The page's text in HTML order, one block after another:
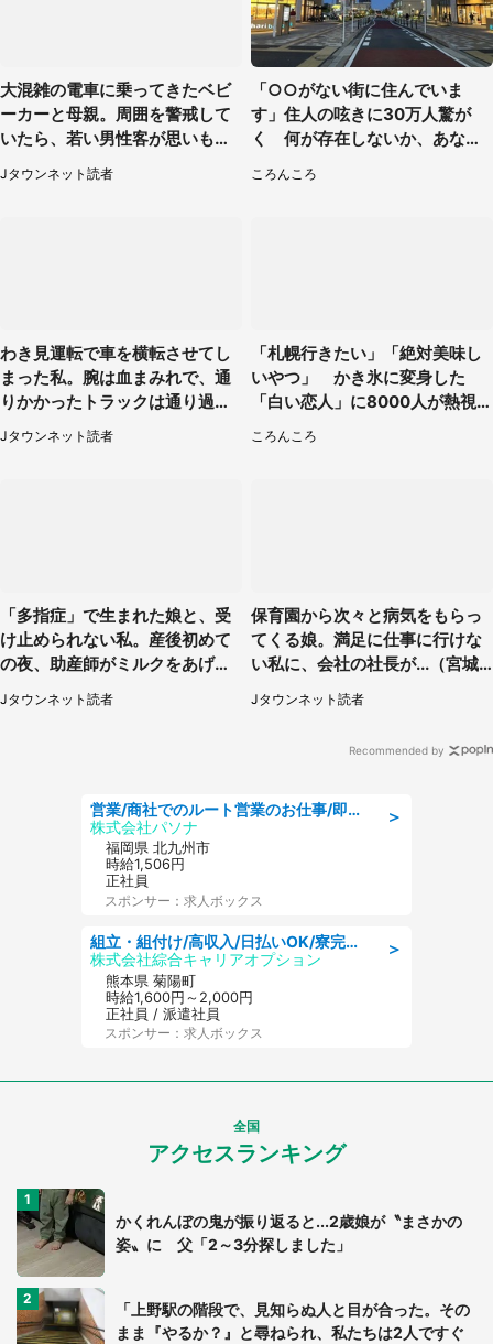
大混雑の電車に乗ってきたベビ
ーカーと母親。周囲を警戒して
いたら、若い男性客が思いもよ
らぬ行動に（東京都・50代女
性）
Jタウンネット読者
「○○がない街に住んでいま
す」住人の呟きに30万人驚が
く 何が存在しないか、あなた
ころんころ
わき見運転で車を横転させてし
まった私。腕は血まみれで、通
りかかったトラックは通り過ぎ
ていき...（福岡県・30代女性）
Jタウンネット読者
「札幌行きたい」「絶対美味し
いやつ」 かき氷に変身した
「白い恋人」に8000人が熱視
ころんころ
「多指症」で生まれた娘と、受
け止められない私。産後初めて
の夜、助産師がミルクをあげて
るのを見て...（静岡県・20代女
性）
Jタウンネット読者
保育園から次々と病気をもらっ
てくる娘。満足に仕事に行けな
い私に、会社の社長が...（宮城
県・30代女性）
Jタウンネット読者
Recommended by
＞
営業/商社でのルート営業のお仕事/即日勤務可/車通勤可/営業
株式会社パソナ
福岡県 北九州市
時給1,506円
正社員
スポンサー：求人ボックス
＞
組立・組付け/高収入/日払いOK/寮完備/交替制/20・30・40代活躍中
株式会社綜合キャリアオプション
熊本県 菊陽町
時給1,600円～2,000円
正社員 / 派遣社員
スポンサー：求人ボックス
全国
アクセスランキング
かくれんぼの鬼が振り返ると...2歳娘が〝まさかの
姿〟に 父「2～3分探しました」
「上野駅の階段で、見知らぬ人と目が合った。その
まま『やるか？』と尋ねられ、私たちは2人ですぐ